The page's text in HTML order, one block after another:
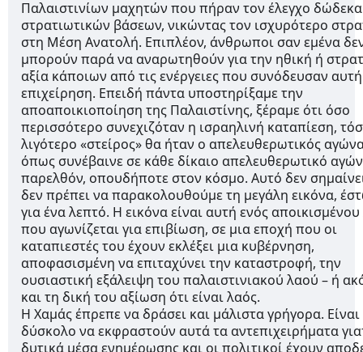
Παλαιστινίων μαχητών που πήραν τον έλεγχο δώδεκα
στρατιωτικών βάσεων, νικώντας τον ισχυρότερο
στη Μέση Ανατολή. Επιπλέον, άνθρωποι σαν εμένα
μπορούν παρά να αναρωτηθούν για την ηθική ή
αξία κάποιων από τις ενέργειες που συνόδευσαν
επιχείρηση. Επειδή πάντα υποστηρίξαμε την
αποαποικιοποίηση της Παλαιστίνης, ξέραμε ότι όσο
περισσότερο συνεχιζόταν η ισραηλινή καταπίεση,
λιγότερο «στείρος» θα ήταν ο απελευθερωτικός
όπως συνέβαινε σε κάθε δίκαιο απελευθερωτικό
παρελθόν, οπουδήποτε στον κόσμο. Αυτό δεν
δεν πρέπει να παρακολουθούμε τη μεγάλη εικόνα,
για ένα λεπτό. Η εικόνα είναι αυτή ενός
που αγωνίζεται για επιβίωση, σε μια εποχή που οι
καταπιεστές του έχουν εκλέξει μια κυβέρνηση,
αποφασισμένη να επιταχύνει την καταστροφή, την
ουσιαστική εξάλειψη του παλαιστινιακού λαού – ή
και τη δική του αξίωση ότι είναι λαός.
Η Χαμάς έπρεπε να δράσει και μάλιστα γρήγορα. Είναι
δύσκολο να εκφραστούν αυτά τα αντεπιχειρήματα
δυτικά μέσα ενημέρωσης και οι πολιτικοί έχουν